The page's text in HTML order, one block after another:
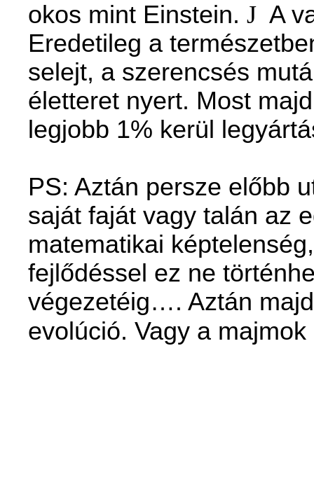
okos mint Einstein. J A
Eredetileg a
selejt, a szerencsés
életteret nyert. Most
legjobb 1% kerül
PS: Aztán persze előbb
saját faját vagy talán az
matematikai
fejlődéssel ez ne
végezetéig…. Aztán
evolúció. Vagy a